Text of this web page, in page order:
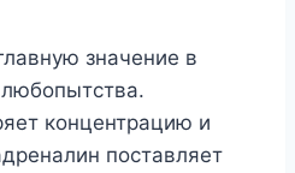
значение в
любопытства.
концентрацию и
поставляет